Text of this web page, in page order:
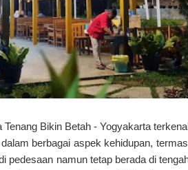
Bikin Betah - Yogyakarta
berbagai aspek kehidupan,
pedesaan namun tetap berada di